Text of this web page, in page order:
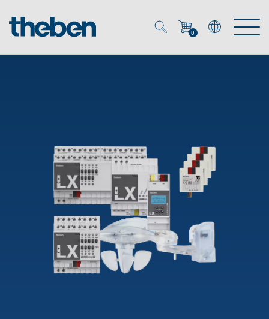
0
Energy Manager
KNX
Smart Home
DALI
Präsenzmelder & Bewegungsmelder
OEM-Lösungen
Ansprechpartner OEM
OEM-Referenzen
Zeit- und Lichtsteuerung
DALI-2 Lichtsteuerung
KNX-Systeme
Downloads
Unternehmen